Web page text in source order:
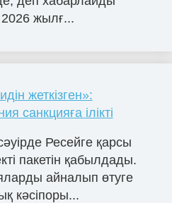
жылғ...
жеткізген»:
санкцияға ілікті
Ресейге қарсы
пакетін қабылдады.
айналып өтуге
кәсіпоры...